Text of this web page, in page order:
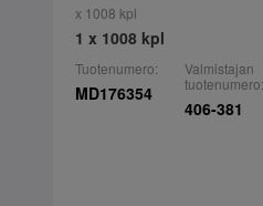
x 1008 kpl
1 x 1008 kpl
Tuotenumero:
MD176354
Valmistajan
tuotenumero:
406-381